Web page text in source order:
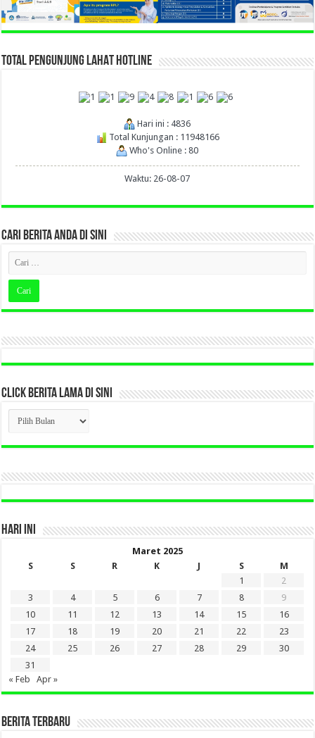
TOTAL PENGUNJUNG LAHAT HOTLINE
Hari ini : 4836
Total Kunjungan : 11948166
Who's Online : 80
Waktu: 26-08-07
CARI BERITA ANDA DI SINI
CLICK BERITA LAMA DI SINI
CLICK
BERITA
LAMA
DI
HARI INI
Maret 2025
S
S R K J S
M
1
2
3
4 5 6 7 8
9
10
11 12 13 14 15
16
17
18 19 20 21 22
23
24
25 26 27 28 29
30
31
« Feb
Apr »
BERITA TERBARU